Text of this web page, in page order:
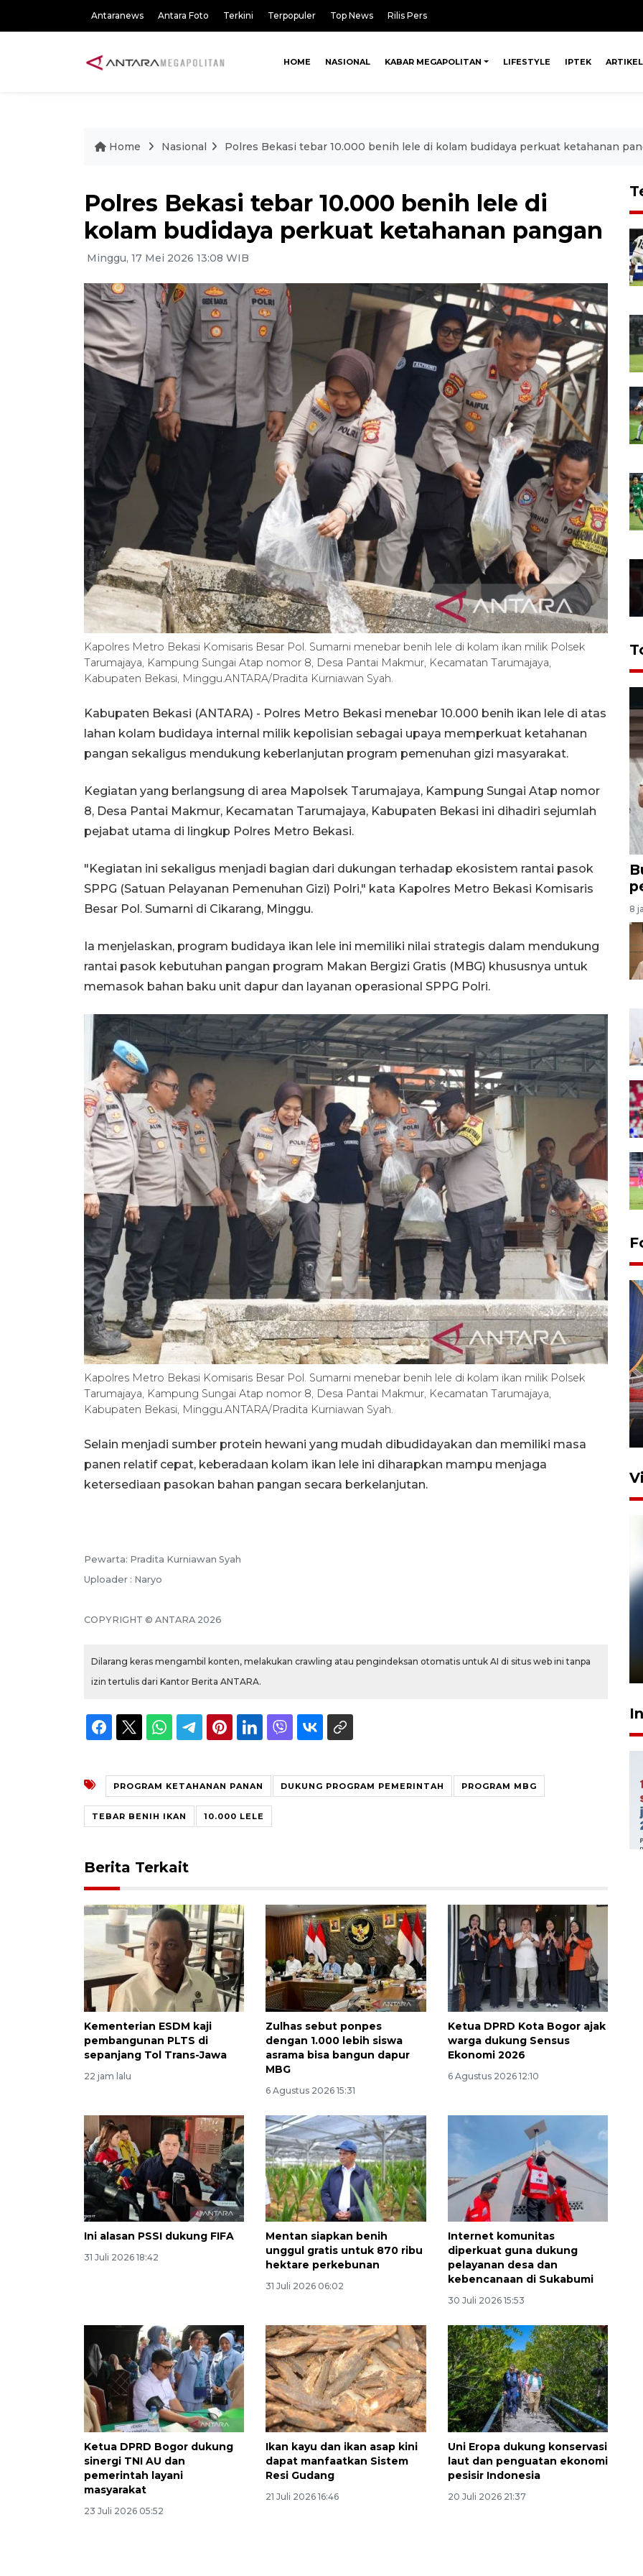
Antaranews Antara Foto Terkini Terpopuler Top News Rilis Pers
HOME NASIONAL KABAR MEGAPOLITAN LIFESTYLE IPTEK ARTIKEL
Home Nasional Polres Bekasi tebar 10.000 benih lele di kolam budidaya perkuat ketahanan
Polres Bekasi tebar 10.000 benih lele di
kolam budidaya perkuat ketahanan pangan
Minggu, 17 Mei 2026 13:08 WIB
Kapolres Metro Bekasi Komisaris Besar Pol. Sumarni menebar benih lele di kolam ikan milik Polsek
Tarumajaya, Kampung Sungai Atap nomor 8, Desa Pantai Makmur, Kecamatan Tarumajaya,
Kabupaten Bekasi, Minggu.ANTARA/Pradita Kurniawan Syah.
Kabupaten Bekasi (ANTARA) - Polres Metro Bekasi menebar 10.000 benih ikan lele di atas
lahan kolam budidaya internal milik kepolisian sebagai upaya memperkuat ketahanan
pangan sekaligus mendukung keberlanjutan program pemenuhan gizi masyarakat.
Kegiatan yang berlangsung di area Mapolsek Tarumajaya, Kampung Sungai Atap nomor
8, Desa Pantai Makmur, Kecamatan Tarumajaya, Kabupaten Bekasi ini dihadiri sejumlah
pejabat utama di lingkup Polres Metro Bekasi.
"Kegiatan ini sekaligus menjadi bagian dari dukungan terhadap ekosistem rantai pasok
SPPG (Satuan Pelayanan Pemenuhan Gizi) Polri," kata Kapolres Metro Bekasi Komisaris
Besar Pol. Sumarni di Cikarang, Minggu.
Ia menjelaskan, program budidaya ikan lele ini memiliki nilai strategis dalam mendukung
rantai pasok kebutuhan pangan program Makan Bergizi Gratis (MBG) khususnya untuk
memasok bahan baku unit dapur dan layanan operasional SPPG Polri.
Kapolres Metro Bekasi Komisaris Besar Pol. Sumarni menebar benih lele di kolam ikan milik Polsek
Tarumajaya, Kampung Sungai Atap nomor 8, Desa Pantai Makmur, Kecamatan Tarumajaya,
Kabupaten Bekasi, Minggu.ANTARA/Pradita Kurniawan Syah.
Selain menjadi sumber protein hewani yang mudah dibudidayakan dan memiliki masa
panen relatif cepat, keberadaan kolam ikan lele ini diharapkan mampu menjaga
ketersediaan pasokan bahan pangan secara berkelanjutan.
Pewarta: Pradita Kurniawan Syah
Uploader : Naryo
COPYRIGHT © ANTARA 2026
Dilarang keras mengambil konten, melakukan crawling atau pengindeksan otomatis untuk AI di situs web ini tanpa
izin tertulis dari Kantor Berita ANTARA.
PROGRAM KETAHANAN PANAN DUKUNG PROGRAM PEMERINTAH PROGRAM MBG
TEBAR BENIH IKAN 10.000 LELE
Berita Terkait
Kementerian ESDM kaji
pembangunan PLTS di
sepanjang Tol Trans-Jawa
22 jam lalu
Zulhas sebut ponpes
dengan 1.000 lebih siswa
asrama bisa bangun dapur
MBG
6 Agustus 2026 15:31
Ketua DPRD Kota Bogor ajak
warga dukung Sensus
Ekonomi 2026
6 Agustus 2026 12:10
Ini alasan PSSI dukung FIFA
31 Juli 2026 18:42
Mentan siapkan benih
unggul gratis untuk 870 ribu
hektare perkebunan
31 Juli 2026 06:02
Internet komunitas
diperkuat guna dukung
pelayanan desa dan
kebencanaan di Sukabumi
30 Juli 2026 15:53
Ketua DPRD Bogor dukung
sinergi TNI AU dan
pemerintah layani
masyarakat
23 Juli 2026 05:52
Ikan kayu dan ikan asap kini
dapat manfaatkan Sistem
Resi Gudang
21 Juli 2026 16:46
Uni Eropa dukung konservasi
laut dan penguatan ekonomi
pesisir Indonesia
20 Juli 2026 21:37
8
Komisi V DPR tinjau
perlintasan sebidang di
1 Juni 2026 05:47
Ekonomi triwulan II-2026
tumbuh 5,29 persen
2026-08-06 18:45:00